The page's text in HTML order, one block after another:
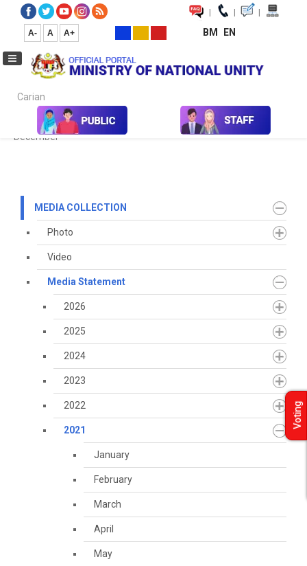
| | |
A- A A+ BM EN
Carian...
Media Media Collection Media Statement
December
MEDIA COLLECTION
Photo
Video
Media Statement
2026
2025
2024
2023
2022
2021
January
February
March
April
May
Voting